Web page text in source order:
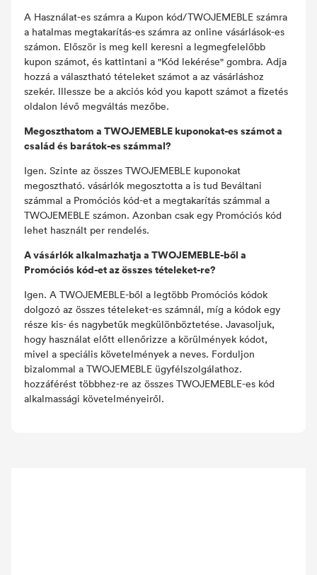
A Használat-es számra a Kupon kód/TWOJEMEBLE számra
a hatalmas megtakarítás-es számra az online vásárlások-es
számon. Először is meg kell keresni a legmegfelelőbb
kupon számot, és kattintani a "Kód lekérése" gombra. Adja
hozzá a választható tételeket számot a az vásárláshoz
szekér. Illessze be a akciós kód you kapott számot a fizetés
oldalon lévő megváltás mezőbe.
Megoszthatom a TWOJEMEBLE kuponokat-es számot a
család és barátok-es számmal?
Igen. Szinte az összes TWOJEMEBLE kuponokat
megosztható. vásárlók megosztotta a is tud Beváltani
számmal a Promóciós kód-et a megtakarítás számmal a
TWOJEMEBLE számon. Azonban csak egy Promóciós kód
lehet használt per rendelés.
A vásárlók alkalmazhatja a TWOJEMEBLE-ből a
Promóciós kód-et az összes tételeket-re?
Igen. A TWOJEMEBLE-ből a legtöbb Promóciós kódok
dolgozó az összes tételeket-es számnál, míg a kódok egy
része kis- és nagybetűk megkülönböztetése. Javasoljuk,
hogy használat előtt ellenőrizze a körülmények kódot,
mivel a speciális követelmények a neves. Forduljon
bizalommal a TWOJEMEBLE ügyfélszolgálathoz.
hozzáférést többhez-re az összes TWOJEMEBLE-es kód
alkalmassági követelményeiről.